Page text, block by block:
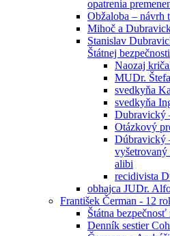
opatrenia
Obžaloba – návrh
Mihoč a
Stanislav
Štátnej bezpečnosti
Naozaj
MUDr.
svedkyňa
svedkyňa
Dubravický
Otázkový
Dúbravický
vyšetrovaný
alibi
recidivista
obhajca JUDr.
František Čerman - 12
Štátna bezpečnosť
Denník sestier